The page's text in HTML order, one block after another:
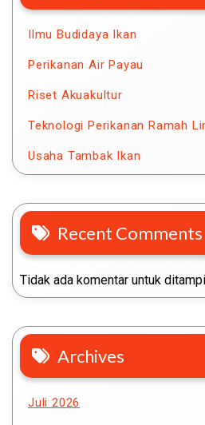
Ilmu Budidaya Ikan
Perikanan Air Payau
Riset Akuakultur
Teknologi Perikanan Ramah
Usaha Tambak Ikan
Recent Comments
Tidak ada komentar untuk
Archives
Juli 2026